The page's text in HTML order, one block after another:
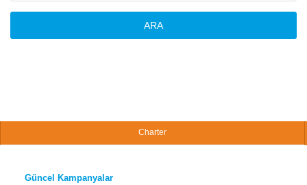
ARA
Charter
Güncel Kampanyalar